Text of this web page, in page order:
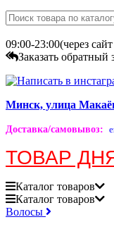
09:00-23:00(через
Заказать обратный
Минск, улица
Доставка/самовывоз:
ТОВАР
Каталог товаров
Каталог товаров
Волосы